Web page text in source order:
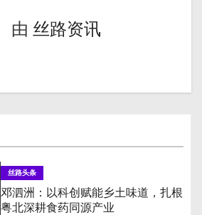
由 丝路资讯
丝路头条
邓泗洲：以科创赋能乡土味道，扎根
粤北深耕食药同源产业